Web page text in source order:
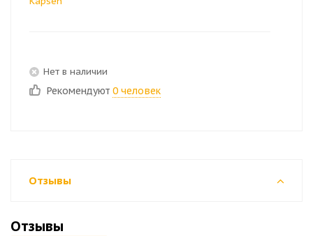
Нет в наличии
Рекомендуют 0 человек
Отзывы
Отзывы